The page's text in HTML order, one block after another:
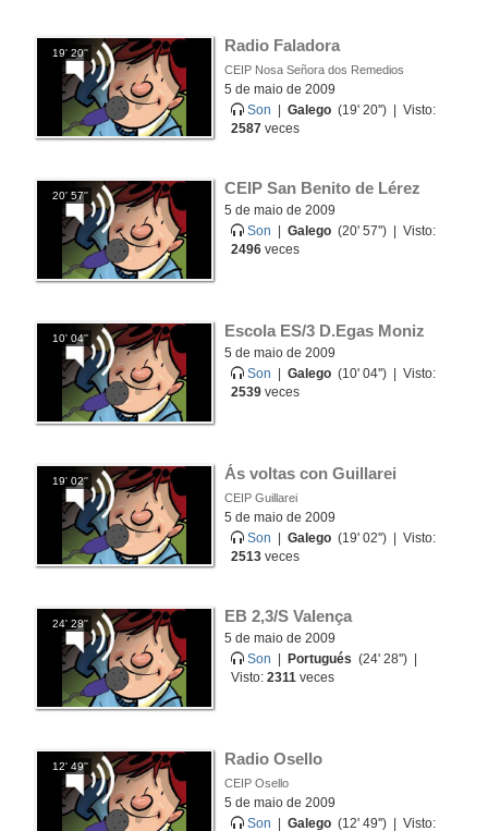
19' 20'' Radio Faladora
CEIP Nosa Señora dos Remedios
5 de maio de 2009
Son
|Galego (19' 20'') | Visto:
2587 veces
20' 57'' CEIP San Benito de Lérez
5 de maio de 2009
Son
|Galego (20' 57'') | Visto:
2496 veces
10' 04'' Escola ES/3 D.Egas Moniz
5 de maio de 2009
Son
|Galego (10' 04'') | Visto:
2539 veces
19' 02'' Ás voltas con Guillarei
CEIP Guillarei
5 de maio de 2009
Son
|Galego (19' 02'') | Visto:
2513 veces
24' 28'' EB 2,3/S Valença
5 de maio de 2009
Son
Portugués (24' 28'') |
Visto:2311 veces
12' 49'' Radio Osello
CEIP Osello
5 de maio de 2009
Son
|Galego (12' 49'') | Visto: